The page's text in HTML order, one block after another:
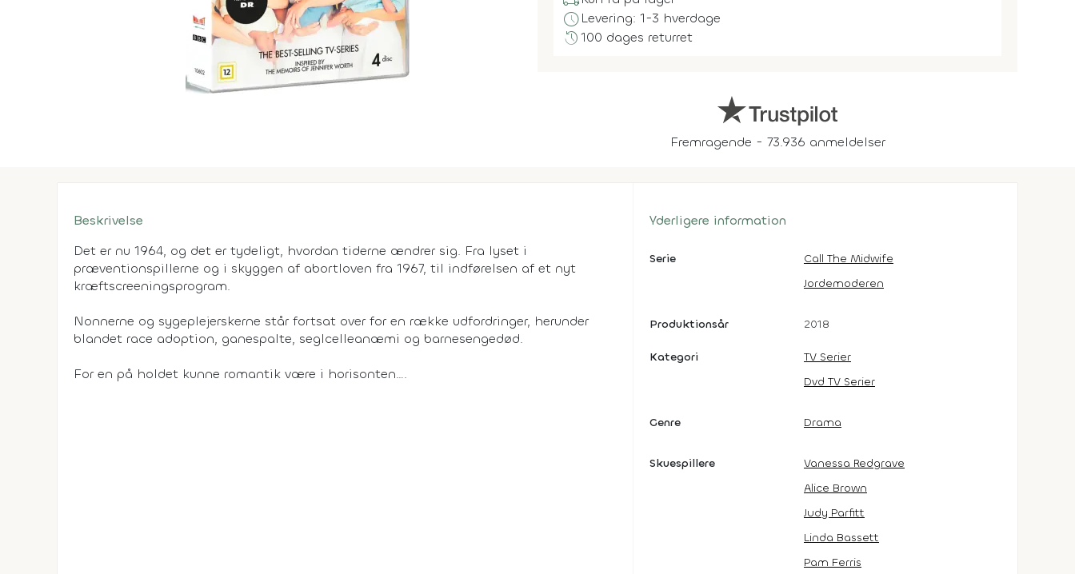
scheduleLevering: 1-3 hverdage
history100 dages returret
Fremragende - 73.936 anmeldelser
Beskrivelse
Det er nu 1964, og det er tydeligt, hvordan tiderne ændrer sig. Fra lyset i
præventionspillerne og i skyggen af abortloven fra 1967, til indførelsen af et nyt
kræftscreeningsprogram.
Nonnerne og sygeplejerskerne står fortsat over for en række udfordringer, herunder
blandet race adoption, ganespalte, seglcelleanæmi og barnesengedød.
For en på holdet kunne romantik være i horisonten….
Yderligere information
Serie
Call The Midwife
Jordemoderen
Produktionsår 2018
Kategori
TV Serier
Dvd TV Serier
Genre Drama
Skuespillere
Vanessa Redgrave
Alice Brown
Judy Parfitt
Linda Bassett
Pam Ferris